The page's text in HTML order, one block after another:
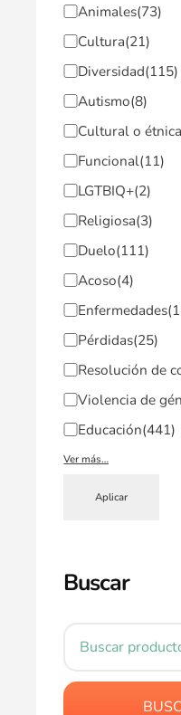
Animales(73)
Cultura(21)
Diversidad(115)
Autismo(8)
Cultural o étnica
Funcional(11)
LGTBIQ+(2)
Religiosa(3)
Duelo(111)
Acoso(4)
Enfermedades
Pérdidas(25)
Resolución de
Violencia de
Educación(441)
Ver más…
Aplicar
Buscar